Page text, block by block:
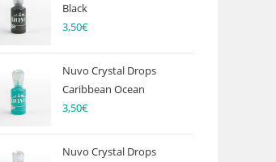
Black
3,50€
Nuvo Crystal Drops
Caribbean Ocean
3,50€
Nuvo Crystal Drops